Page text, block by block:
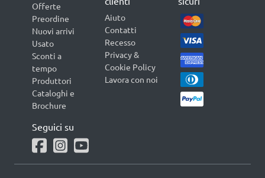
Offerte
Preordine
Nuovi arrivi
Usato
Sconti a
tempo
Produttori
Cataloghi e
Brochure
Aiuto
Contatti
Recesso
Privacy &
Cookie Policy
Lavora con noi
Seguici su